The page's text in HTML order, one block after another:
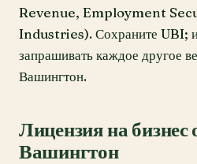
Revenue, Employment
Industries). Сохраните UBI;
запрашивать каждое другое
Вашингтон.
Лицензия на бизнес
Вашингтон